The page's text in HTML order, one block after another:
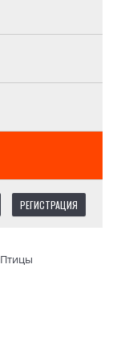
РЕГИСТРАЦИЯ
Птицы